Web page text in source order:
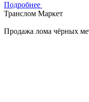
Подробнее
Транслом Маркет
Продажа лома чёрных